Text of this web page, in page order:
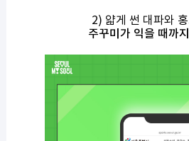
2) 얇게 썬 대파와
주꾸미가 익을 때까지